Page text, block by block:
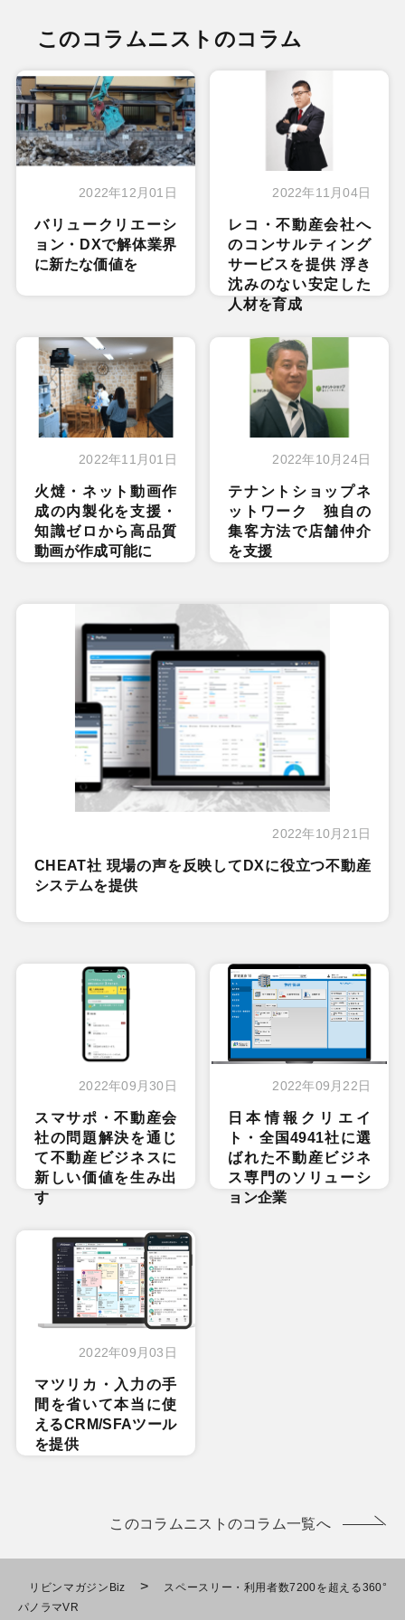
このコラムニストのコラム
2022年12月01日
バリュークリエーシ
ョン・DXで解体業界
に新たな価値を
2022年11月04日
レコ・不動産会社へ
のコンサルティング
サービスを提供 浮き
沈みのない安定した
人材を育成
2022年11月01日
火燵・ネット動画作
成の内製化を支援・
知識ゼロから高品質
動画が作成可能に
2022年10月24日
テナントショップネ
ットワーク 独自の
集客方法で店舗仲介
を支援
2022年10月21日
CHEAT社 現場の声を反映してDXに役立つ不動産
システムを提供
2022年09月30日
スマサポ・不動産会
社の問題解決を通じ
て不動産ビジネスに
新しい価値を生み出
す
2022年09月22日
日本情報クリエイ
ト・全国4941社に選
ばれた不動産ビジネ
ス専門のソリューシ
ョン企業
2022年09月03日
マツリカ・入力の手
間を省いて本当に使
えるCRM/SFAツール
を提供
このコラムニストのコラム一覧へ
リビンマガジンBiz >
スペースリー・利用者数7200を超える360°
パノラマVR